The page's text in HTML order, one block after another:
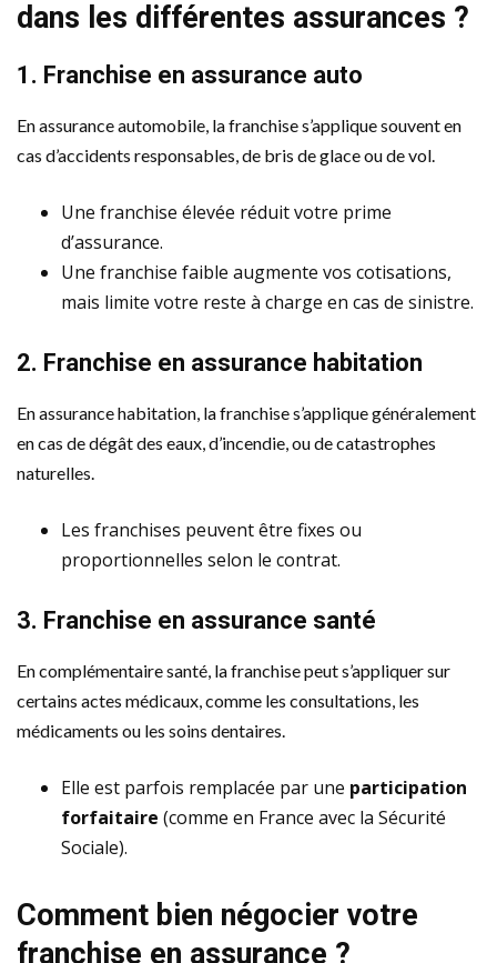
dans les différentes assurances ?
1. Franchise en assurance auto
En assurance automobile, la franchise s’applique souvent en
cas d’accidents responsables, de bris de glace ou de vol.
Une franchise élevée réduit votre prime
d’assurance.
Une franchise faible augmente vos cotisations,
mais limite votre reste à charge en cas de sinistre.
2. Franchise en assurance habitation
En assurance habitation, la franchise s’applique généralement
en cas de dégât des eaux, d’incendie, ou de catastrophes
naturelles.
Les franchises peuvent être fixes ou
proportionnelles selon le contrat.
3. Franchise en assurance santé
En complémentaire santé, la franchise peut s’appliquer sur
certains actes médicaux, comme les consultations, les
médicaments ou les soins dentaires.
Elle est parfois remplacée par une participation
forfaitaire (comme en France avec la Sécurité
Sociale).
Comment bien négocier votre
franchise en assurance ?